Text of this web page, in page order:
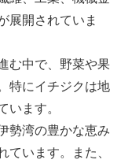
展開されていま
む中で、野菜や果
特にイチジクは地
います。
勢湾の豊かな恵み
ています。また、